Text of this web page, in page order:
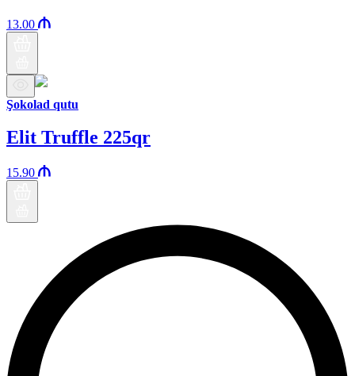
13.00
Şokolad qutu
Elit Truffle 225qr
15.90